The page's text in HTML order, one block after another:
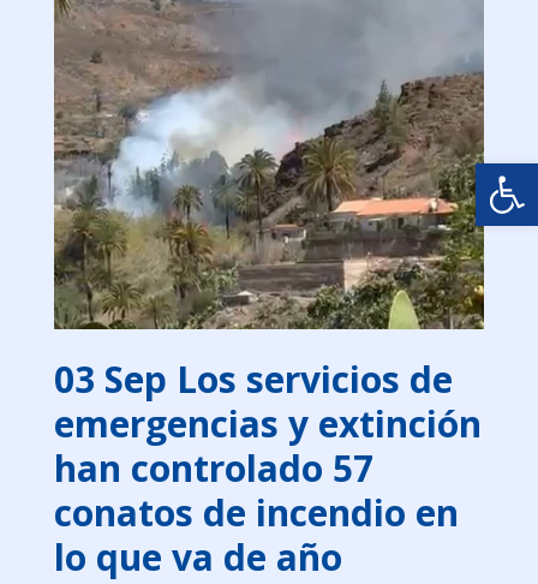
03 Sep Los servicios de
emergencias y extinción
han controlado 57
conatos de incendio en
lo que va de año